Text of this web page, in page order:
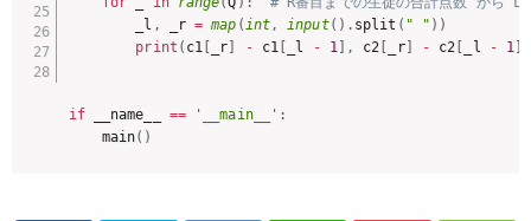
        _l
, _r = map ( int, input( ) . split ( " " ) )
print ( c1 [ _r] - c1 [ _l - 1 ] , c2 [ _r] - c2 [ _l - 1 ]
if __name__ == '__main__' :
    main
( )